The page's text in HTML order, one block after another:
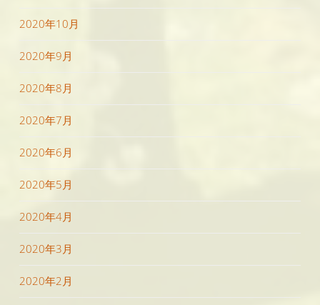
2020年10月
2020年9月
2020年8月
2020年7月
2020年6月
2020年5月
2020年4月
2020年3月
2020年2月